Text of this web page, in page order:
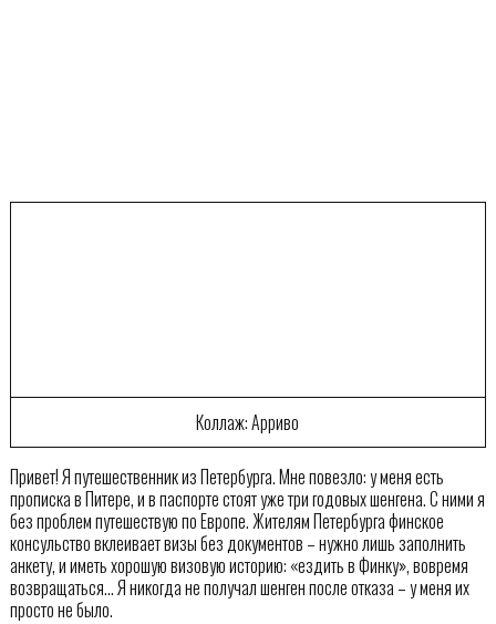
Коллаж: Арриво
Привет! Я путешественник из Петербурга. Мне повезло: у меня есть
прописка в Питере, и в паспорте стоят уже три годовых шенгена. С ними я
без проблем путешествую по Европе. Жителям Петербурга финское
консульство вклеивает визы без документов – нужно лишь заполнить
анкету, и иметь хорошую визовую историю: «ездить в Финку», вовремя
возвращаться… Я никогда не получал шенген после отказа – у меня их
просто не было.